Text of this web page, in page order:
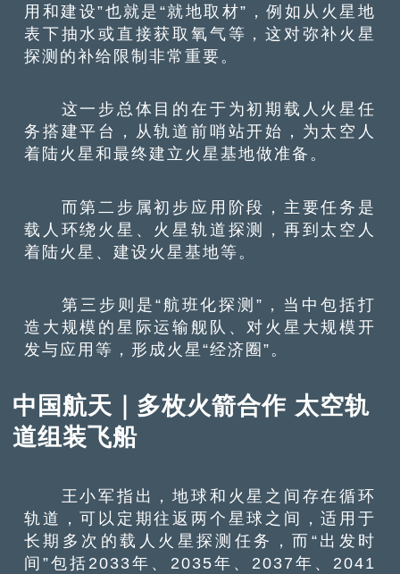
用和建设”也就是“就地取材”，例如从火星地
表下抽水或直接获取氧气等，这对弥补火星
探测的补给限制非常重要。
这一步总体目的在于为初期载人火星任
务搭建平台，从轨道前哨站开始，为太空人
着陆火星和最终建立火星基地做准备。
而第二步属初步应用阶段，主要任务是
载人环绕火星、火星轨道探测，再到太空人
着陆火星、建设火星基地等。
第三步则是“航班化探测”，当中包括打
造大规模的星际运输舰队、对火星大规模开
发与应用等，形成火星“经济圈”。
中国航天｜多枚火箭合作 太空轨
道组装飞船
王小军指出，地球和火星之间存在循环
轨道，可以定期往返两个星球之间，适用于
长期多次的载人火星探测任务，而“出发时
间”包括2033年、2035年、2037年、2041